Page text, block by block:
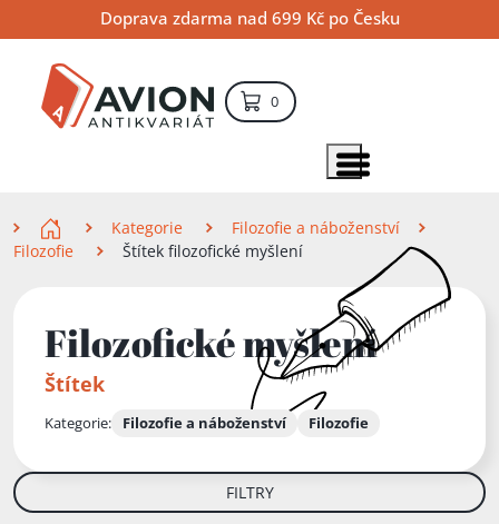
na
obsah
na
navigaci
na
vyhledávání
Doprava zdarma nad 699 Kč po Česku
0položek – košík
Zobrazit položky menu
Kategorie
Filozofie a náboženství
Filozofie
Štítek filozofické myšlení
Filozofické myšlení
Štítek
Kategorie: Filozofie a náboženství Filozofie
FILTRY